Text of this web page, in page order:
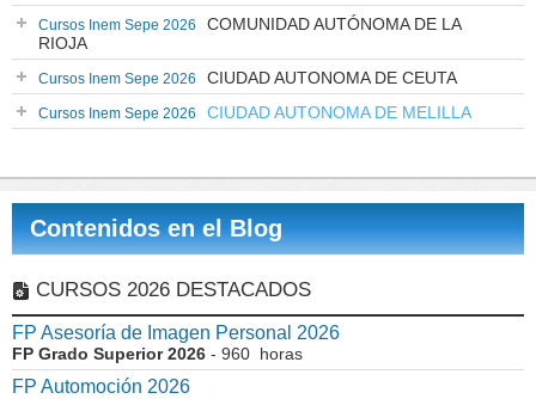
Cursos Inem Sepe 2026
COMUNIDAD AUTÓNOMA DE LA
RIOJA
Cursos Inem Sepe 2026 CIUDAD AUTONOMA DE CEUTA
Cursos Inem Sepe 2026 CIUDAD AUTONOMA DE MELILLA
Contenidos en el Blog
CURSOS 2026 DESTACADOS
FP Asesoría de Imagen Personal 2026
FP Grado Superior 2026 - 960 horas
FP Automoción 2026